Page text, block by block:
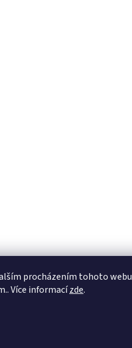
procházením tohoto webu
Více informacízde.